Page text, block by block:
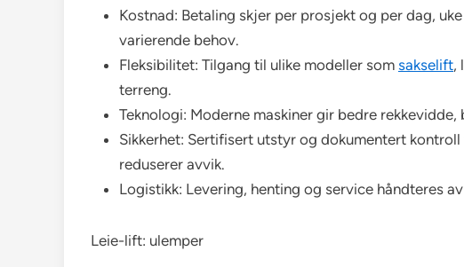
Kostnad: Betaling skjer per prosjekt og per dag,
varierende behov.
Fleksibilitet: Tilgang til ulike modeller som sakselift,
terreng.
Teknologi: Moderne maskiner gir bedre
Sikkerhet: Sertifisert utstyr og dokumentert
reduserer avvik.
Logistikk: Levering, henting og service håndteres
Leie-lift: ulemper